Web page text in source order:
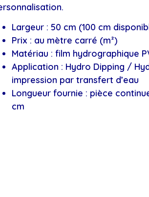
Largeur : 50 cm (100 cm
Prix : au mètre carré (m²)
Matériau : film hydrographique
Application : Hydro Dipping /
impression par transfert d’eau
Longueur fournie : pièce
cm